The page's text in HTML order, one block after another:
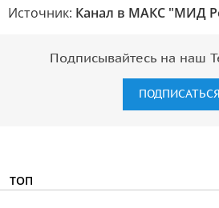
Источник: Канал в МАКС "МИД
Подписывайтесь на наш
ПОДПИСАТЬСЯ
ТОП